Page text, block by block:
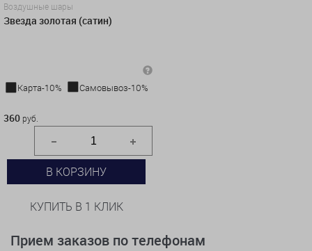
Воздушные шары
Звезда золотая (сатин)
Карта-10%
Самовывоз-10%
360 руб.
В КОРЗИНУ
КУПИТЬ В 1 КЛИК
Прием заказов по телефонам